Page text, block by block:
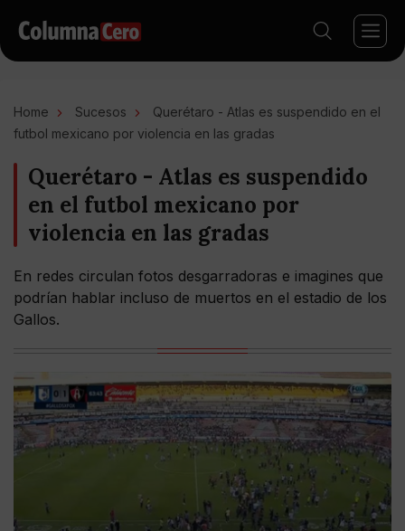
Home Sucesos
Querétaro - Atlas es suspendido en el
futbol mexicano por violencia en las gradas
Querétaro - Atlas es suspendido
en el futbol mexicano por
violencia en las gradas
En redes circulan fotos desgarradoras e imagines que
podrían hablar incluso de muertos en el estadio de los
Gallos.